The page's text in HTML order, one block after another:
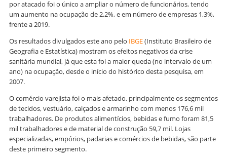
por atacado foi o único a ampliar o número de funcionários, tendo
um aumento na ocupação de 2,2%, e em número de empresas 1,3%,
frente a 2019.
Os resultados divulgados este ano pelo IBGE(Instituto Brasileiro de
Geografia e Estatística) mostram os efeitos negativos da crise
sanitária mundial, já que esta foi a maior queda (no intervalo de um
ano) na ocupação, desde o início do histórico desta pesquisa, em
2007.
O comércio varejista foi o mais afetado, principalmente os segmentos
de tecidos, vestuário, calçados e armarinho com menos 176,6 mil
trabalhadores. De produtos alimentícios, bebidas e fumo foram 81,5
mil trabalhadores e de material de construção 59,7 mil. Lojas
especializadas, empórios, padarias e comércios de bebidas, são parte
deste primeiro segmento.